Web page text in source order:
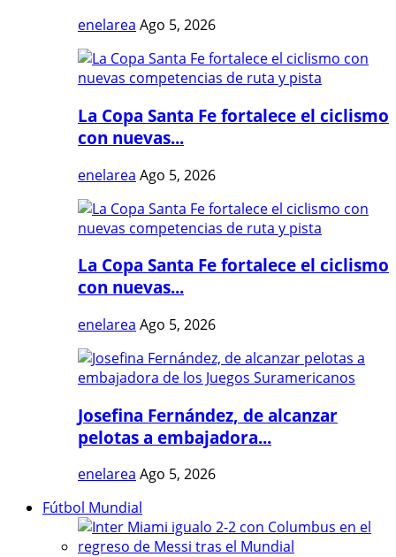
enelarea Ago 5, 2026
La Copa Santa Fe fortalece el ciclismo
con nuevas...
enelarea Ago 5, 2026
La Copa Santa Fe fortalece el ciclismo
con nuevas...
enelarea Ago 5, 2026
Josefina Fernández, de alcanzar
pelotas a embajadora...
enelarea Ago 5, 2026
Fútbol Mundial